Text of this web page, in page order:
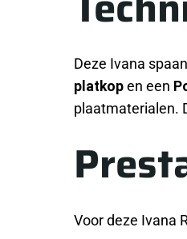
Deze Ivana
platkop en een
plaatmaterialen.
Voor deze Ivana